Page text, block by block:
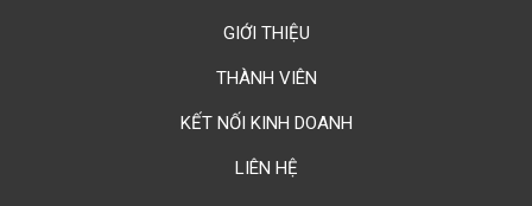
GIỚI THIỆU
THÀNH VIÊN
KẾT NỐI KINH DOANH
LIÊN HỆ